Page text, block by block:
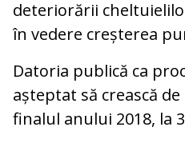
deteriorării
în vedere creșterea
Datoria publică ca
așteptat să crească de
finalul anului 2018, la